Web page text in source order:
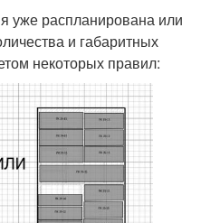
уже распланирована или
и габаритных
некоторых правил: